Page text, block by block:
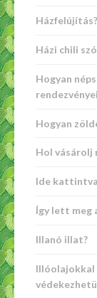
Házi chili
Hogyan
Hogyan
Hol vásárolj
Ide
Így lett meg
Illanó illat?
Illóolajokkal